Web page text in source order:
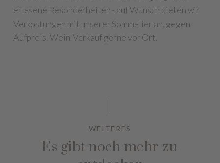
erlesene Besonderheiten - auf Wunsch bieten wir
Verkostungen mit unserer Sommelier an, gegen
Aufpreis. Wein-Verkauf gerne vor Ort.
WEITERES
Es gibt noch mehr zu